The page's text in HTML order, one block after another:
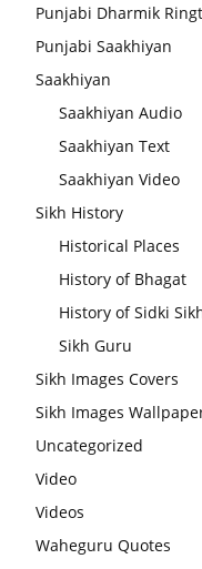
Punjabi Dharmik
Punjabi Saakhiyan
Saakhiyan
Saakhiyan Audio
Saakhiyan Text
Saakhiyan Video
Sikh History
Historical Places
History of Bhagat
History of Sidki
Sikh Guru
Sikh Images Covers
Sikh Images
Uncategorized
Video
Videos
Waheguru Quotes